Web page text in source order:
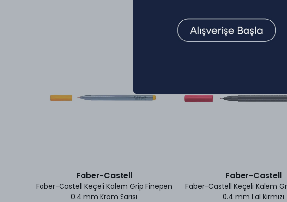
Faber-Castell
Faber-Castell Keçeli Kalem Grip Finepen
0.4 mm Krom Sarısı
Faber-Castell
Faber-Castell Keçeli Kalem
0.4 mm Lal Kırmızı